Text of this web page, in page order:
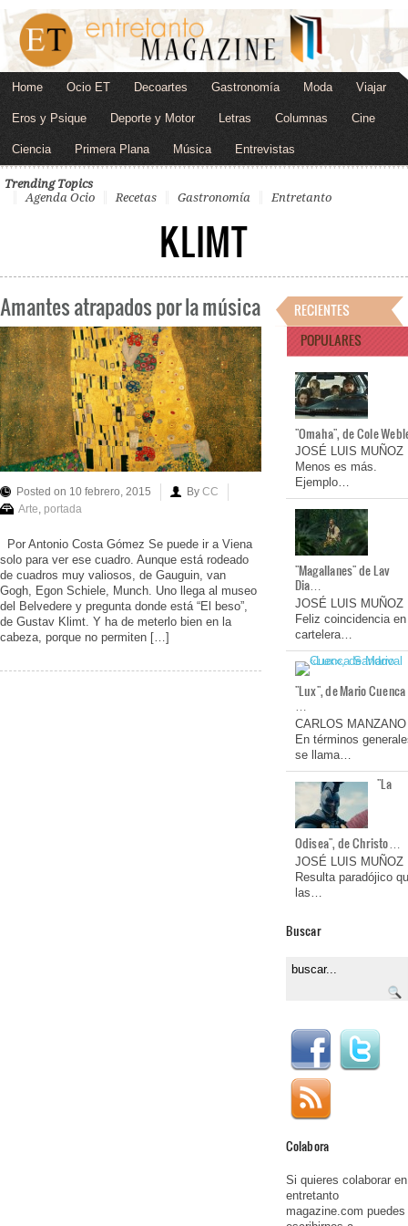
Home Ocio ET Decoartes Gastronomía Moda Viajar
Eros y Psique Deporte y Motor Letras Columnas Cine
Ciencia Primera Plana Música Entrevistas
Trending Topics
Agenda Ocio
Recetas Gastronomía Entretanto
KLIMT
Amantes atrapados por la música
Posted on 10 febrero, 2015 By CC
Arte, portada
Por Antonio Costa Gómez Se puede ir a Viena
solo para ver ese cuadro. Aunque está rodeado
de cuadros muy valiosos, de Gauguin, van
Gogh, Egon Schiele, Munch. Uno llega al museo
del Belvedere y pregunta donde está “El beso”,
de Gustav Klimt. Y ha de meterlo bien en la
cabeza, porque no permiten […]
RECIENTES
POPULARES
"Omaha", de Cole
JOSÉ LUIS MUÑOZ
Menos es más.
Ejemplo…
"Magallanes" de Lav
Dia…
JOSÉ LUIS MUÑOZ
Feliz coincidencia en
cartelera…
"Lux", de Mario Cuenca
…
CARLOS MANZANO
En términos
se llama…
"La
Odisea", de Christo…
JOSÉ LUIS MUÑOZ
Resulta paradójico
las…
Buscar
Colabora
Si quieres colaborar en
entretanto
magazine.com puedes